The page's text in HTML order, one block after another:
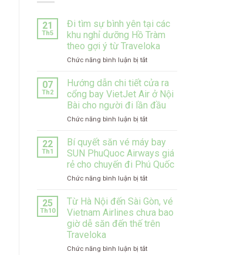
21
Th5
Đi tìm sự bình yên tại các
khu nghỉ dưỡng Hồ Tràm
theo gợi ý từ Traveloka
Chức năng bình luận bị tắtở
tìm
bình
yên
tại
khu
dưỡng
Hồ
Tràm
gợi
từ
Traveloka
07
Th2
Hướng dẫn chi tiết cửa ra
cổng bay VietJet Air ở Nội
Bài cho người đi lần đầu
Chức năng bình luận bị tắtở
dẫn
tiết
cửa
ra
bay
VietJet
Air
ở
Bài
22
Th1
Bí quyết săn vé máy bay
SUN PhuQuoc Airways giá
rẻ cho chuyến đi Phú Quốc
Chức năng bình luận bị tắtở
quyết
vé
máy
SUN
25
Th10
Từ Hà Nội đến Sài Gòn, vé
Vietnam Airlines chưa bao
giờ dễ săn đến thế trên
Traveloka
Chức năng bình luận bị tắtở